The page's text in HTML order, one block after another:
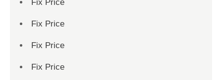
Fix Price
Fix Price
Fix Price
Fix Price